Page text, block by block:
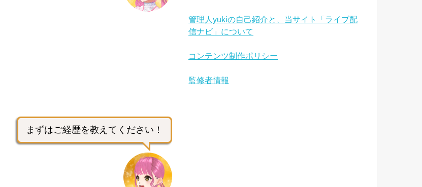
まずはご経歴を教えてください！
管理人yukiの自己紹介と、当サイト「ライブ配
信ナビ」について
コンテンツ制作ポリシー
監修者情報